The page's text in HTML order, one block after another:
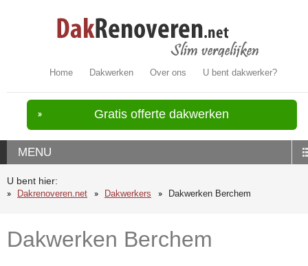
Home Dakwerken Over ons U bent dakwerker?
Gratis offerte dakwerken
MENU
U bent hier:
Dakrenoveren.net
Dakwerkers Dakwerken Berchem
Dakwerken Berchem